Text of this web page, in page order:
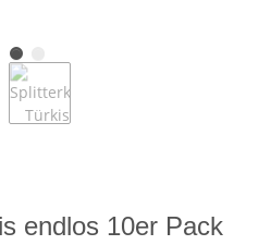
endlos 10er Pack